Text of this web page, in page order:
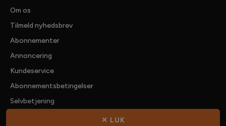
Om os
Tilmeld nyhedsbrev
Abonnementer
Annoncering
Kundeservice
Abonnementsbetingelser
Selvbetjening
✕ LUK